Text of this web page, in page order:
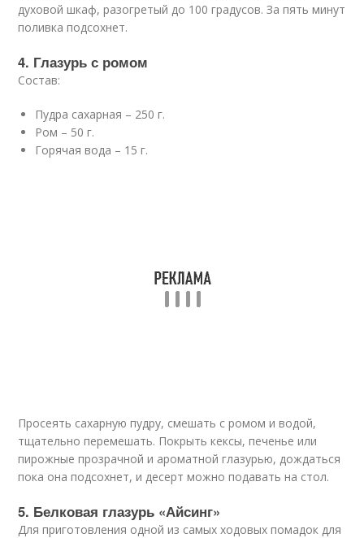
духовой шкаф, разогретый до 100 градусов. За пять минут
поливка подсохнет.
4. Глазурь с ромом
Состав:
Пудра сахарная – 250 г.
Ром – 50 г.
Горячая вода – 15 г.
Просеять сахарную пудру, смешать с ромом и водой,
тщательно перемешать. Покрыть кексы, печенье или
пирожные прозрачной и ароматной глазурью, дождаться
пока она подсохнет, и десерт можно подавать на стол.
5. Белковая глазурь «Айсинг»
Для приготовления одной из самых ходовых помадок для